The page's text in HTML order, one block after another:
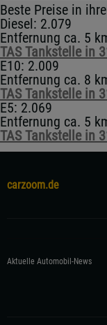
Beste Preise in
Diesel: 2.079
Entfernung ca. 5
TAS Tankstelle in
E10: 2.009
Entfernung ca. 8
TAS Tankstelle in
E5: 2.069
Entfernung ca. 5
TAS Tankstelle in
carzoom.de
Aktuelle Automobil-News